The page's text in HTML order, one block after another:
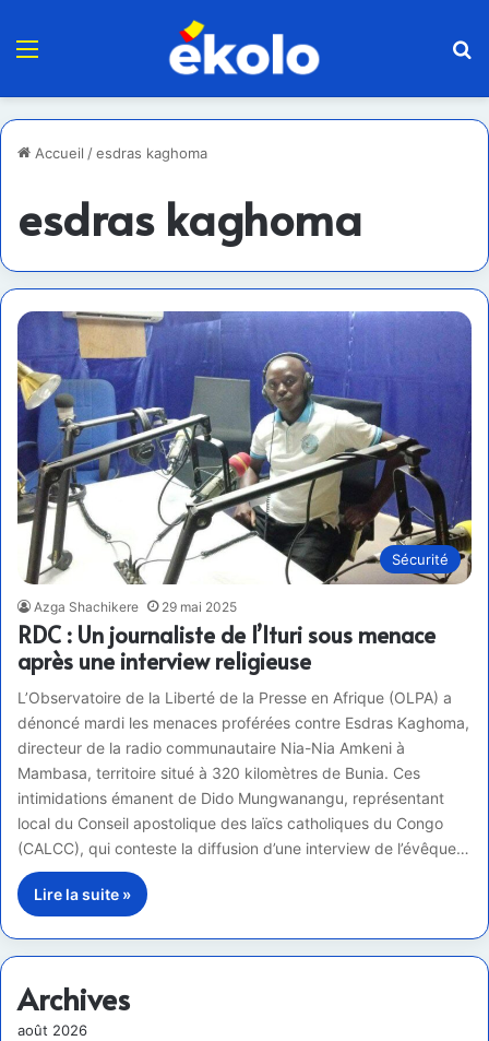
Menu
Accueil /esdras kaghoma
esdras kaghoma
Sécurité
Azga Shachikere 29 mai 2025
RDC : Un journaliste de l’Ituri sous menace
après une interview religieuse
L’Observatoire de la Liberté de la Presse en Afrique (OLPA) a
dénoncé mardi les menaces proférées contre Esdras Kaghoma,
directeur de la radio communautaire Nia-Nia Amkeni à
Mambasa, territoire situé à 320 kilomètres de Bunia. Ces
intimidations émanent de Dido Mungwanangu, représentant
local du Conseil apostolique des laïcs catholiques du Congo
(CALCC), qui conteste la diffusion d’une interview de l’évêque…
Lire la suite »
Archives
août 2026